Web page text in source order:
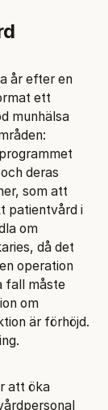
år efter en
ett
munhälsa
deras
som att
patientvård i
om
då det
operation
fall måste
om
är förhöjd.
att öka